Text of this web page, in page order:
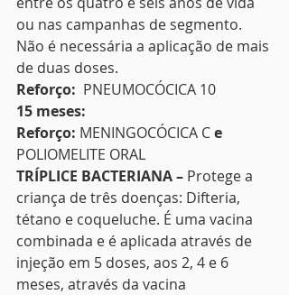
ou nas campanhas de segmento.
Não é necessária a aplicação de mais
de duas doses.
Reforço:
  PNEUMOCÓCICA 10
15 meses:
Reforço: MENINGOCÓCICA C e
POLIOMELITE ORAL
TRÍPLICE BACTERIANA – Protege a
criança de três doenças: Difteria,
tétano e coqueluche. É uma vacina
combinada e é aplicada através de
injeção em 5 doses, aos 2, 4 e 6
meses, através da vacina